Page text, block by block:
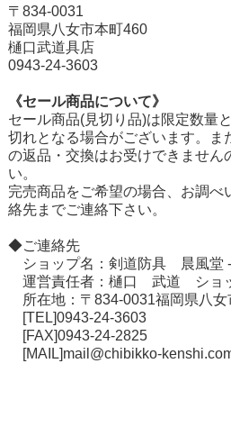
〒834-0031
福岡県八女市本町460
樋口武道具店
0943-24-3603
《セール商品について》
セール商品(見切り品)は限定数量
切れとなる場合がございます。ま
の返品・交換はお受けできません
い。
完売商品をご希望の場合、お調べ
絡先までご連絡下さい。
◆ご連絡先
ショップ名：剣道防具 晨風堂
運営責任者：樋口 武道 ショ
所在地：〒834-0031福岡県八女
[TEL]0943-24-3603
[FAX]0943-24-2825
[MAIL]mail@chibikko-